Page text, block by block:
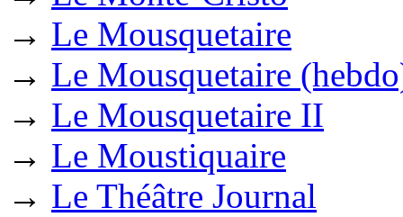
→ Le Mousquetaire
→ Le Mousquetaire
→ Le Mousquetaire II
→ Le Moustiquaire
→ Le Théâtre Journal